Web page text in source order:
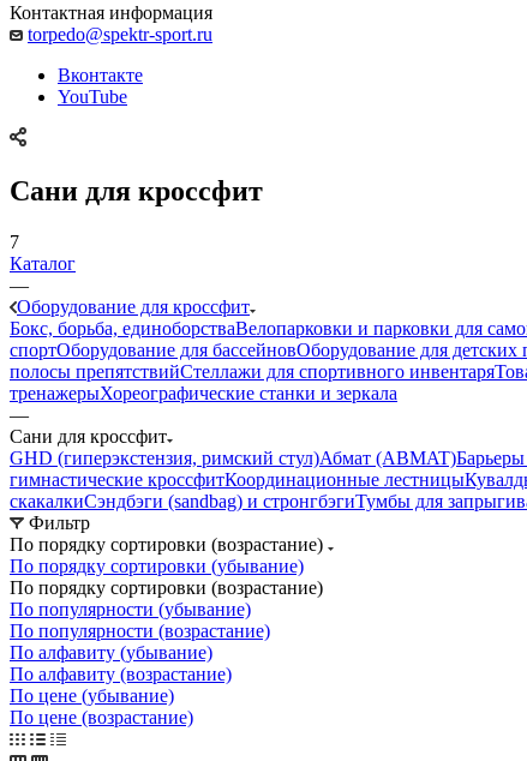
Контактная информация
torpedo@spektr-sport.ru
Вконтакте
YouTube
Сани для кроссфит
7
Каталог
—
Оборудование для кроссфит
Бокс, борьба, единоборстваВелопарковки и парковки для
спортОборудование для бассейновОборудование для детских
полосы препятствийСтеллажи для спортивного инвентаря
тренажерыХореографические станки и зеркала
—
Сани для кроссфит
GHD (гиперэкстензия, римский стул)Абмат (ABMAT)
гимнастические кроссфитКоординационные лестницы
скакалкиСэндбэги (sandbag) и стронгбэгиТумбы для
Фильтр
По порядку сортировки (возрастание)
По порядку сортировки (убывание)
По порядку сортировки (возрастание)
По популярности (убывание)
По популярности (возрастание)
По алфавиту (убывание)
По алфавиту (возрастание)
По цене (убывание)
По цене (возрастание)